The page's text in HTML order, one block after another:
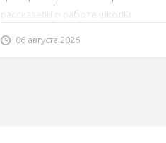
тренировки и усердно
«Шахтера» – о команде
рассказали о работе школы.
06 августа 2026